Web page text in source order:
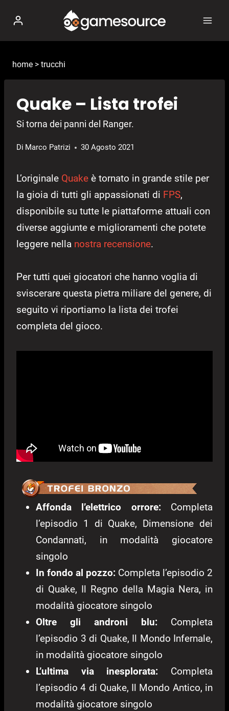
contenuto
home > trucchi
Quake – Lista trofei
Si torna dei panni del Ranger.
Di Marco Patrizi 30 Agosto 2021
L’originale Quake è tornato in grande stile per
la gioia di tutti gli appassionati di FPS,
disponibile su tutte le piattaforme attuali con
diverse aggiunte e miglioramenti che potete
leggere nella nostra recensione.
Per tutti quei giocatori che hanno voglia di
sviscerare questa pietra miliare del genere, di
seguito vi riportiamo la lista dei trofei
completa del gioco.
Affonda l’elettrico orrore:Completa
l’episodio 1 di Quake, Dimensione dei
Condannati, in modalità giocatore
singolo
In fondo al pozzo: Completa l’episodio 2
di Quake, Il Regno della Magia Nera, in
modalità giocatore singolo
Oltre gli androni blu: Completa
l’episodio 3 di Quake, Il Mondo Infernale,
in modalità giocatore singolo
L’ultima via inesplorata: Completa
l’episodio 4 di Quake, Il Mondo Antico, in
modalità giocatore singolo